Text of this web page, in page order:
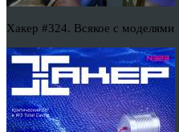
Хакер #324. Всякое с моделями